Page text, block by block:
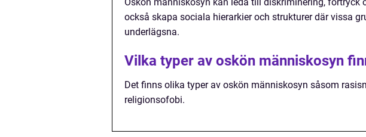
Oskön människosyn kan leda till diskriminering, förtryck
också skapa sociala hierarkier och strukturer där vissa
underlägsna.
Vilka typer av oskön människosyn
Det finns olika typer av oskön människosyn såsom
religionsofobi.